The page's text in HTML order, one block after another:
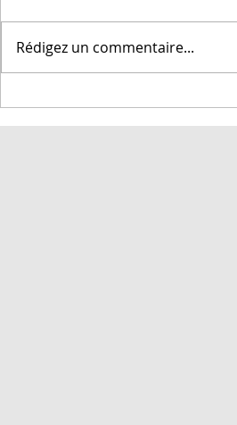
des aiguilles! Ici au Québec,
nous avons des aiguilles à
tricoter disponibles dans trois
Rédigez un commentaire...